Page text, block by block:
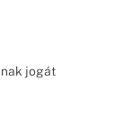
jogát